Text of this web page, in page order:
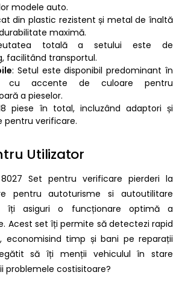
modele auto.
din plastic rezistent și metal de înaltă
maximă.
totală a setului este de
facilitând transportul.
: Setul este disponibil predominant în
cu accente de culoare pentru
a pieselor.
piese în total, incluzând adaptori și
pentru verificare.
Utilizator
Set pentru verificare pierderi la
pentru autoturisme si autoutilitare
îți asiguri o funcționare optimă a
Acest set îți permite să detectezi rapid
economisind timp și bani pe reparații
să îți menții vehiculul în stare
problemele costisitoare?